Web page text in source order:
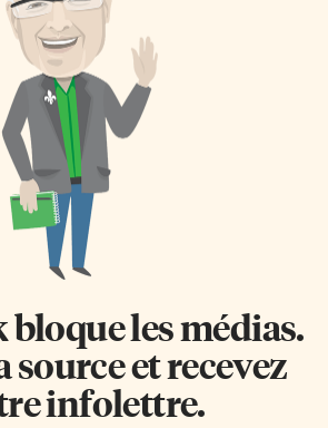
bloque les médias.
source et recevez
infolettre.